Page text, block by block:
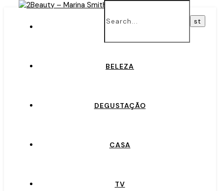
BELEZA
DEGUSTAÇÃO
CASA
TV